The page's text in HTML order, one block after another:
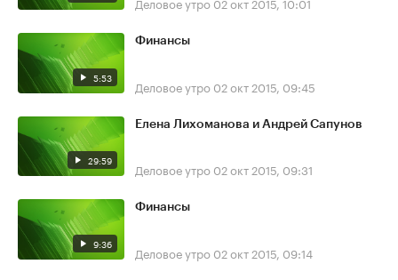
5:53
Финансы
Деловое утро 02 окт 2015, 09:45
29:59
Елена Лихоманова и Андрей Сапунов
Деловое утро 02 окт 2015, 09:31
9:36
Финансы
Деловое утро 02 окт 2015, 09:14